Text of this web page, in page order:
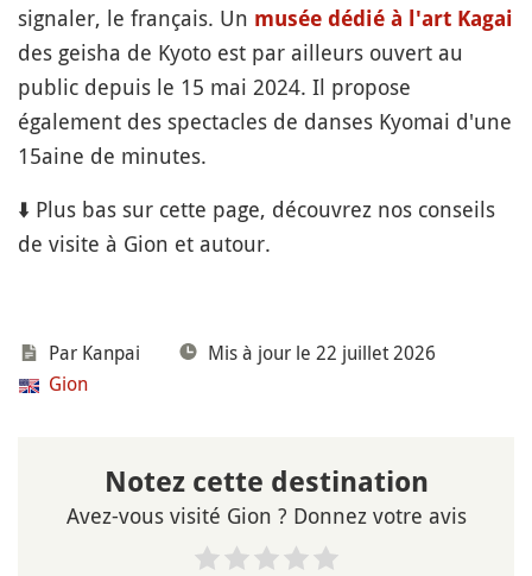
signaler, le français. Un musée dédié à l'art Kagai
des geisha de Kyoto est par ailleurs ouvert au
public depuis le 15 mai 2024. Il propose
également des spectacles de danses Kyomai d'une
15aine de minutes.
⬇️ Plus bas sur cette page, découvrez nos conseils
de visite à Gion et autour.
Par Kanpai
Mis à jour le 22 juillet 2026
Gion
Notez cette destination
Avez-vous visité Gion ? Donnez votre avis